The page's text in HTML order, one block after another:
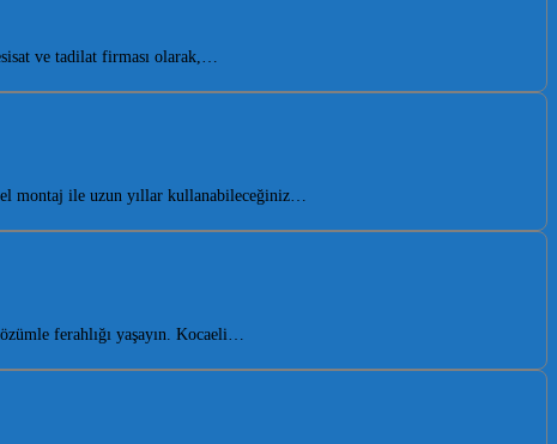
ve tadilat firması olarak,…
montaj ile uzun yıllar kullanabileceğiniz…
ferahlığı yaşayın. Kocaeli…